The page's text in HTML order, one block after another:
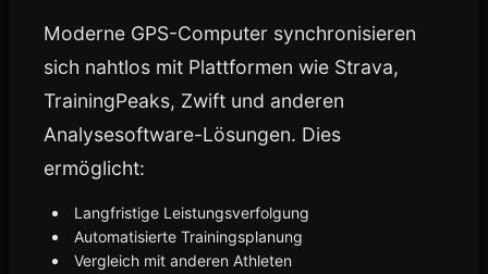
Moderne GPS-Computer synchronisieren
sich nahtlos mit Plattformen wie Strava,
TrainingPeaks, Zwift und anderen
Analysesoftware-Lösungen. Dies
ermöglicht:
Langfristige Leistungsverfolgung
Automatisierte Trainingsplanung
Vergleich mit anderen Athleten